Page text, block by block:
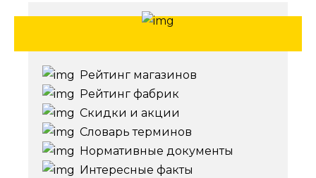
Рейтинг магазинов
Рейтинг фабрик
Скидки и акции
Словарь терминов
Нормативные документы
Интересные факты